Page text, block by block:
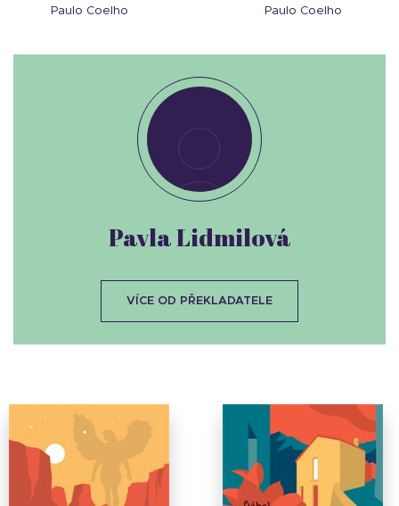
Paulo Coelho Paulo Coelho
Pavla Lidmilová
VÍCE OD PŘEKLADATELE